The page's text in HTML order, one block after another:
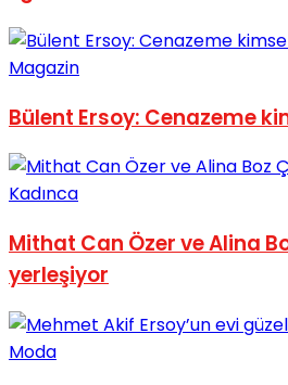
No Result
View All Result
Magazin
Bülent Ersoy: Cenazeme
Kadınca
Mithat Can Özer ve Alina
yerleşiyor
Moda